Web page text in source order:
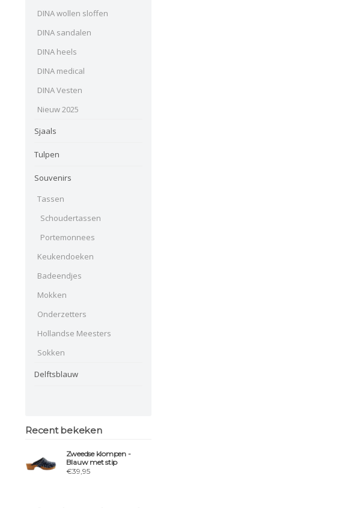
DINA wollen sloffen
DINA sandalen
DINA heels
DINA medical
DINA Vesten
Nieuw 2025
Sjaals
Tulpen
Souvenirs
Tassen
Schoudertassen
Portemonnees
Keukendoeken
Badeendjes
Mokken
Onderzetters
Hollandse Meesters
Sokken
Delftsblauw
Recent bekeken
Zweedse klompen -
Blauw met stip
€39,95